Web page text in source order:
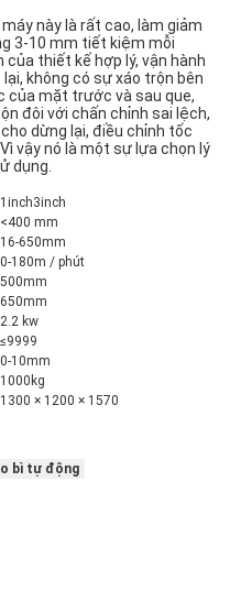
này là rất cao, làm giảm
3-10 mm tiết kiệm mỗi
thiết kế hợp lý, vận hành
không có sự xáo trộn bên
của mặt trước và sau que,
đôi với chấn chỉnh sai lệch,
dừng lại, điều chỉnh tốc
vậy nó là một sự lựa chọn lý
dụng.
1inch3inch
<400 mm
16-650mm
0-180m / phút
500mm
650mm
2.2 kw
≤9999
0-10mm
1000kg
1300 × 1200 × 1570
bì tự động